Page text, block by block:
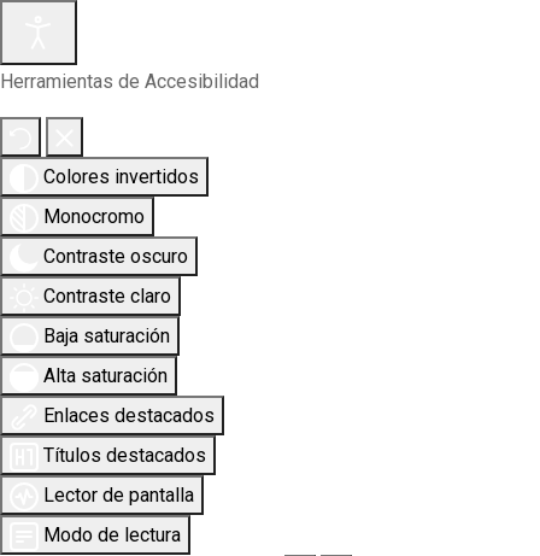
Herramientas de Accesibilidad
Colores invertidos
Monocromo
Contraste oscuro
Contraste claro
Baja saturación
Alta saturación
Enlaces destacados
Títulos destacados
Lector de pantalla
Modo de lectura